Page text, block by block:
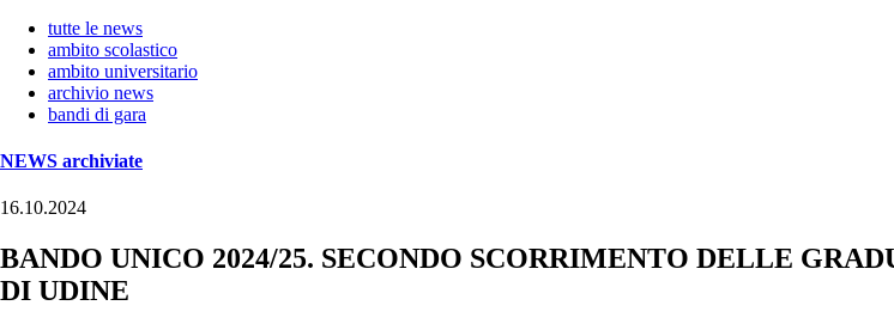
tutte le news
ambito scolastico
ambito universitario
archivio news
bandi di gara
NEWS archiviate
16.10.2024
BANDO UNICO 2024/25. SECONDO SCORRIMENTO DELLE
DI UDINE